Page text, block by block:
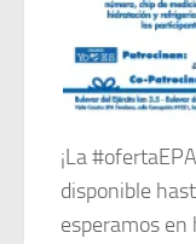
¡La
disponible
esperamos en